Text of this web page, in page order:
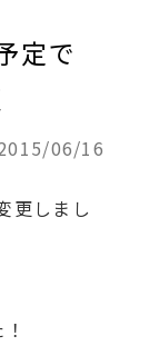
定で
06/16
更しまし